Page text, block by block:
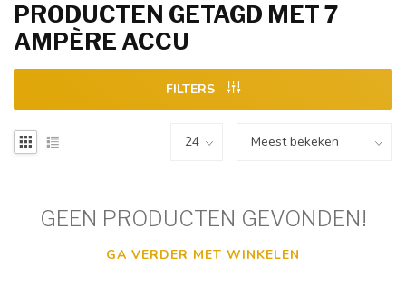
PRODUCTEN GETAGD MET 7
AMPÈRE ACCU
FILTERS
GEEN PRODUCTEN GEVONDEN!
GA VERDER MET WINKELEN